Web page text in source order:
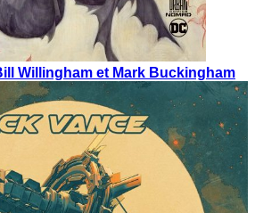
Willingham et Mark Buckingham